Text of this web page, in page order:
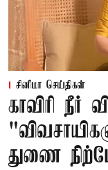
சினிமா செய்திகள்
காவிரி நீர்
துணை